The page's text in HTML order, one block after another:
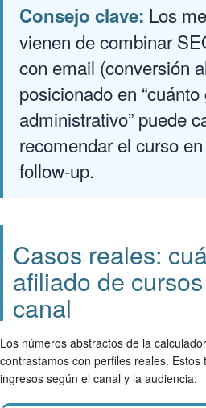
Consejo clave: Los
vienen de combinar
con email (conversión
posicionado en
administrativo” puede
recomendar el curso
follow-up.
Casos reales:
afiliado de
canal
Los números abstractos de la
contrastamos con perfiles reales.
ingresos según el canal y la audiencia: